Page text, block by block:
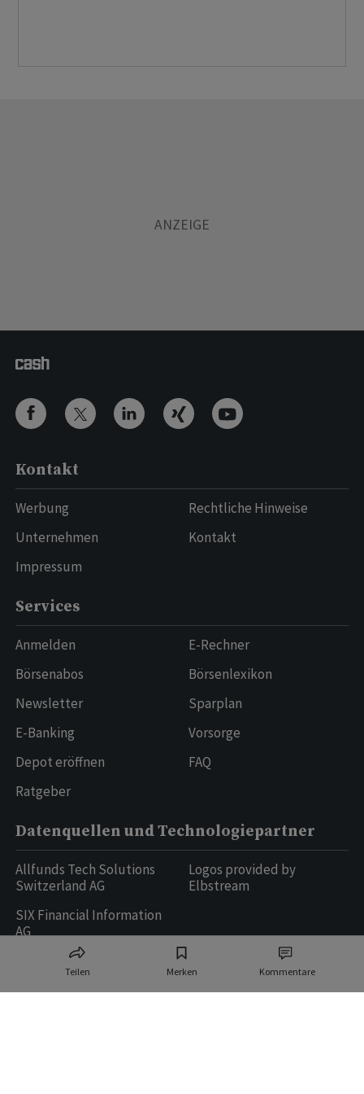
Teilen Merken Kommentare
Kontakt
Werbung
Unternehmen
Impressum
Rechtliche Hinweise
Kontakt
Services
Anmelden
Börsenabos
Newsletter
E-Banking
Depot eröffnen
Ratgeber
E-Rechner
Börsenlexikon
Sparplan
Vorsorge
FAQ
Datenquellen und Technologiepartner
Allfunds Tech Solutions
Switzerland AG
SIX Financial Information
AG
Logos provided by
Elbstream
Ringier AG | Ringier Medien Schweiz